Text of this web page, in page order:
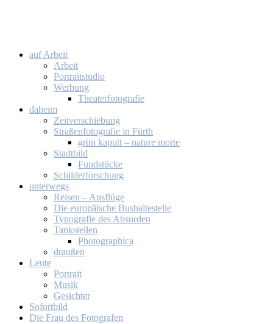
auf Ar­beit
Ar­beit
Por­trait­stu­dio
Wer­bung
Thea­ter­fo­to­gra­fie
da­heim
Zeit­ver­schie­bung
Stra­ßen­fo­to­gra­fie in Fürth
grün ka­putt – na­tu­re mor­te
Stadt­bild
Fund­stü­cke
Schil­der­for­schung
un­ter­wegs
Rei­sen – Aus­flü­ge
Die eu­ro­päi­sche Bus­hal­te­stel­le
Ty­po­gra­fie des Ab­sur­den
Tank­stel­len
Pho­to­gra­phi­ca
drau­ßen
Leu­te
Por­trait
Mu­sik
Ge­sich­ter
So­fort­bild
Die Frau des Fo­to­gra­fen